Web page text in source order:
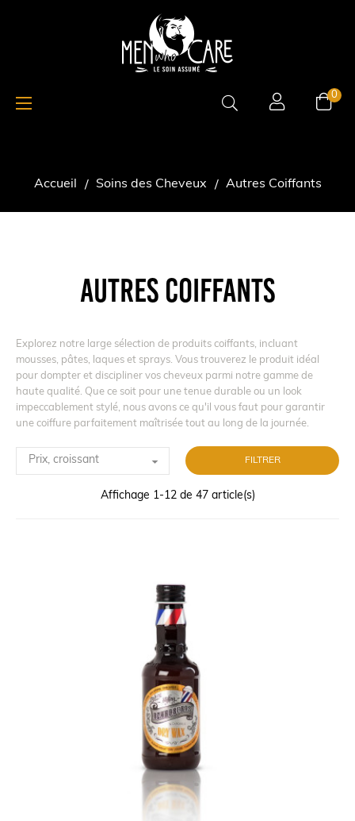
0
Basculer
la
☰
Accueil Soins des Cheveux Autres Coiffants
AUTRES COIFFANTS
Explorez notre large sélection de produits coiffants, incluant
mousses, pâtes, laques et sprays. Vous trouverez le produit idéal
pour dompter et discipliner vos cheveux parmi notre gamme de
haute qualité. Que ce soit pour une tenue durable ou un look
impeccablement stylé, nous avons ce qu'il vous faut pour garantir
une coiffure parfaitement maîtrisée tout au long de la journée.
Prix, croissant  FILTRER
Affichage 1-12 de 47 article(s)